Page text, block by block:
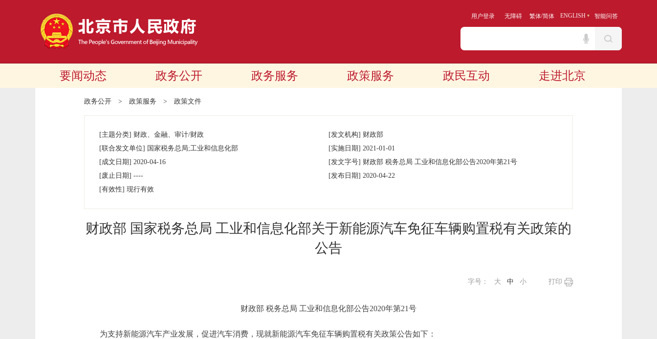
用户登录 无障碍 繁体/简体 ENGLISH 智能问答
要闻动态 政务公开 政务服务 政策服务 政民互动 走进北京
政务公开 > 政策服务 > 政策文件
[主题分类] 财政、金融、审计/财政 [发文机构] 财政部
[联合发文单位] 国家税务总局;工业和信息化部 [实施日期] 2021-01-01
[成文日期] 2020-04-16 [发文字号] 财政部 税务总局 工业和信息化部公告2020年第21号
[废止日期] ---- [发布日期] 2020-04-22
[有效性] 现行有效
财政部 国家税务总局 工业和信息化部关于新能源汽车免征车辆购置税有关政策的
公告
打印
字号： 大 中 小
财政部 税务总局 工业和信息化部公告2020年第21号
为支持新能源汽车产业发展，促进汽车消费，现就新能源汽车免征车辆购置税有关政策公告如下：